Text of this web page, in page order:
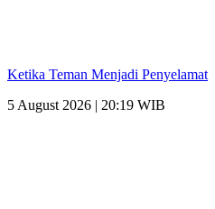
Ketika Teman Menjadi Penyelamat
5 August 2026 | 20:19 WIB